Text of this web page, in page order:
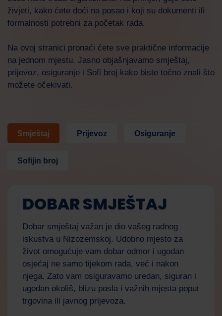
živjeti, kako ćete doći na posao i koji su dokumenti ili
formalnosti potrebni za početak rada.
Na ovoj stranici pronaći ćete sve praktične informacije
na jednom mjestu. Jasno objašnjavamo smještaj,
prijevoz, osiguranje i Sofi broj kako biste točno znali što
možete očekivati.
Smještaj Prijevoz Osiguranje
Sofijin broj
DOBAR SMJEŠTAJ
Dobar smještaj važan je dio vašeg radnog
iskustva u Nizozemskoj. Udobno mjesto za
život omogućuje vam dobar odmor i ugodan
osjećaj ne samo tijekom rada, već i nakon
njega. Zato vam osiguravamo uredan, siguran i
ugodan okoliš, blizu posla i važnih mjesta poput
trgovina ili javnog prijevoza.
Pozdrav! Kako vam mogu pomoći danas?